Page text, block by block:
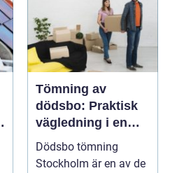
Tömning av
dödsbo: Praktisk
vägledning i en
svår tid
Dödsbo tömning
Stockholm är en av de